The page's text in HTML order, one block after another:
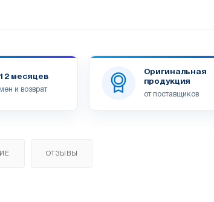
месяцев
и возврат
Оригинальная
продукция
от поставщиков
ОТЗЫВЫ